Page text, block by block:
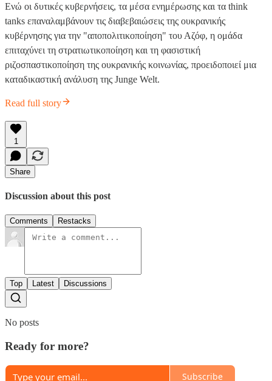
Ενώ οι δυτικές κυβερνήσεις, τα μέσα ενημέρωσης και τα think
tanks επαναλαμβάνουν τις διαβεβαιώσεις της ουκρανικής
κυβέρνησης για την "αποπολιτικοποίηση" του Αζόφ, η ομάδα
επιταχύνει τη στρατιωτικοποίηση και τη φασιστική
ριζοσπαστικοποίηση της ουκρανικής κοινωνίας, προειδοποιεί μια
καταδικαστική ανάλυση της Junge Welt.
Read full story
1
Share
Discussion about this post
Comments Restacks
Top Latest Discussions
No posts
Ready for more?
Subscribe